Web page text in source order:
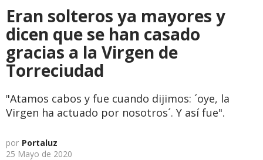
Eran solteros ya mayores y
dicen que se han casado
gracias a la Virgen de
Torreciudad
"Atamos cabos y fue cuando dijimos: ´oye, la
Virgen ha actuado por nosotros´. Y así fue".
por Portaluz
25 Mayo de 2020